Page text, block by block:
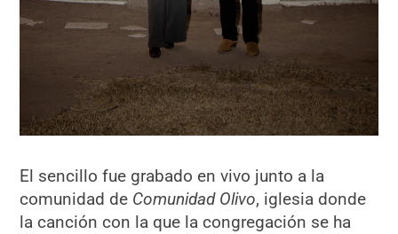
El sencillo fue grabado en vivo junto a la
comunidad de Comunidad Olivo, iglesia donde
la canción con la que la congregación se ha